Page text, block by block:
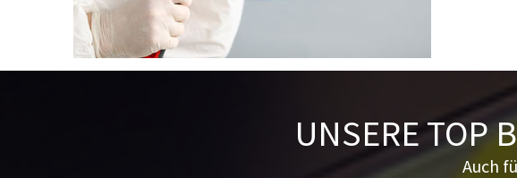
UNSERE TOP
Auch